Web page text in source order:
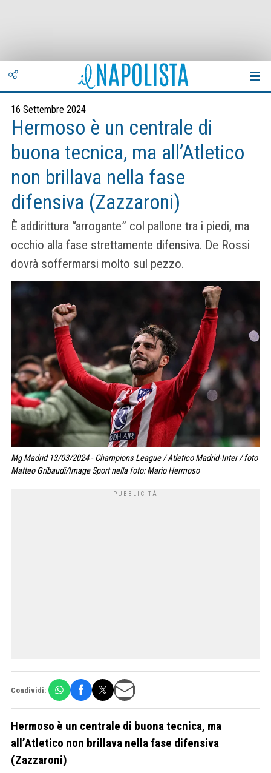
16 Settembre 2024
Hermoso è un centrale di
buona tecnica, ma all’Atletico
non brillava nella fase
difensiva (Zazzaroni)
È addirittura “arrogante” col pallone tra i piedi, ma
occhio alla fase strettamente difensiva. De Rossi
dovrà soffermarsi molto sul pezzo.
Mg Madrid 13/03/2024 - Champions League / Atletico Madrid-Inter / foto
Matteo Gribaudi/Image Sport nella foto: Mario Hermoso
Condividi:
Hermoso è un centrale di buona tecnica, ma
all’Atletico non brillava nella fase difensiva
(Zazzaroni)